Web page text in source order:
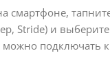
смартфоне,
Stride) и
можно подключать